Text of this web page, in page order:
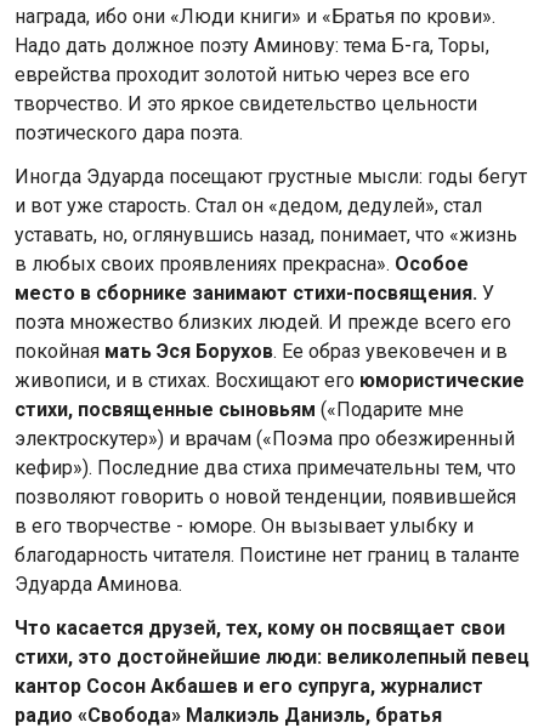
награда, ибо они «Люди книги» и «Братья по крови».
Надо дать должное поэту Аминову: тема Б-га, Торы,
еврейства проходит золотой нитью через все его
творчество. И это яркое свидетельство цельности
поэтического дара поэта.
Иногда Эдуарда посещают грустные мысли: годы бегут
и вот уже старость. Стал он «дедом, дедулей», стал
уставать, но, оглянувшись назад, понимает, что «жизнь
в любых своих проявлениях прекрасна». Особое
место в сборнике занимают стихи-посвящения. У
поэта множество близких людей. И прежде всего его
покойная мать Эся Борухов. Ее образ увековечен и в
живописи, и в стихах. Восхищают его юмористические
стихи, посвященные сыновьям («Подарите мне
электроскутер») и врачам («Поэма про обезжиренный
кефир»). Последние два стиха примечательны тем, что
позволяют говорить о новой тенденции, появившейся
в его творчестве - юморе. Он вызывает улыбку и
благодарность читателя. Поистине нет границ в таланте
Эдуарда Аминова.
Что касается друзей, тех, кому он посвящает свои
стихи, это достойнейшие люди: великолепный певец
кантор Сосон Акбашев и его супруга, журналист
радио «Свобода» Малкиэль Даниэль, братья